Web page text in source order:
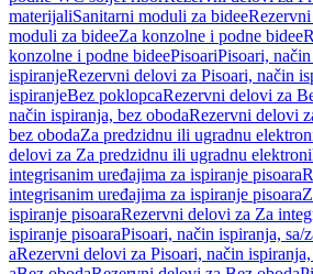
materijaliSanitarni moduli za bidee
moduli za bideeZa konzolne i podne bidee
konzolne i podne bideePisoariPisoari,
ispiranjeRezervni delovi za Pisoari, način
ispiranjeBez poklopcaRezervni delovi za
način ispiranja, bez obodaRezervni delovi
bez obodaZa predzidnu ili ugradnu
delovi za Za predzidnu ili ugradnu
integrisanim uređajima za ispiranje pisoara
integrisanim uređajima za ispiranje pisoara
ispiranje pisoaraRezervni delovi za Za
ispiranje pisoaraPisoari, način ispiranja, sa/
aRezervni delovi za Pisoari, način